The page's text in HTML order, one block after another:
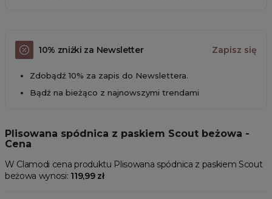
10% zniżki za Newsletter Zapisz się
Zdobądź 10% za zapis do Newslettera.
Bądź na bieżąco z najnowszymi trendami
Plisowana spódnica z paskiem Scout beżowa -
Cena
W Clamodi cena produktu Plisowana spódnica z paskiem Scout
beżowa wynosi: 119,99 zł